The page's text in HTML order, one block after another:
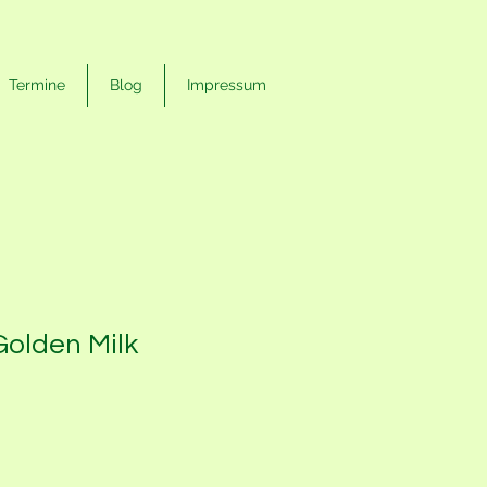
Termine Blog Impressum
Milk